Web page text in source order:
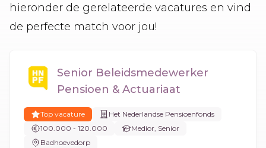
hieronder de gerelateerde vacatures en vind
de perfecte match voor jou!
Senior Beleidsmedewerker
Pensioen & Actuariaat
Top vacature
Het Nederlandse Pensioenfonds
100.000 - 120.000
Medior, Senior
Badhoevedorp